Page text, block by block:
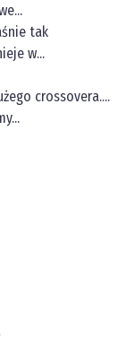
tak
w...
crossovera....